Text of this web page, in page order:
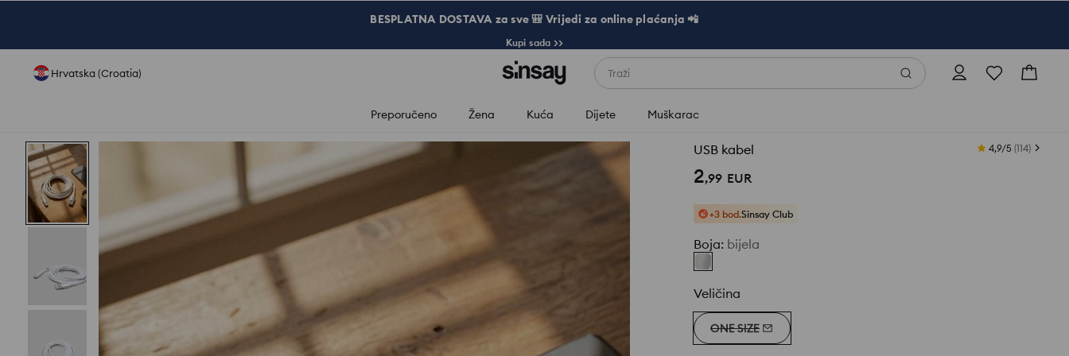
BESPLATNA DOSTAVA za sve 🎒 Vrijedi za online plaćanja 📲
Kupi sada >>
Hrvatska (Croatia) Traži
Preporučeno Žena Kuća Dijete Muškarac
USB kabel 4,9/5 (114)
2,99 EUR
+3 bod.Sinsay Club
Boja: bijela
Veličina
ONE SIZE